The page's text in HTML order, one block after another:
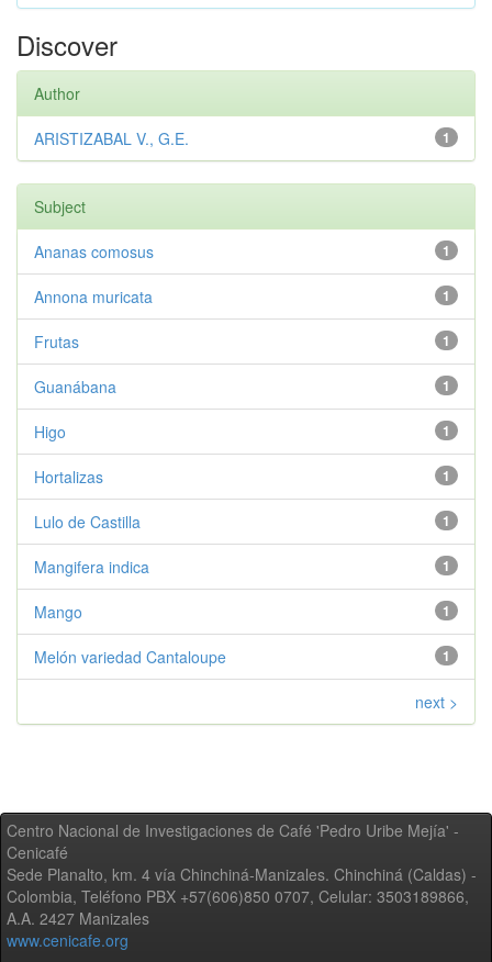
Discover
Author
1
ARISTIZABAL V., G.E.
Subject
1
Ananas comosus
1
Annona muricata
1
Frutas
1
Guanábana
1
Higo
1
Hortalizas
1
Lulo de Castilla
1
Mangifera indica
1
Mango
1
Melón variedad Cantaloupe
next >
Centro Nacional de Investigaciones de Café 'Pedro Uribe Mejía' -
Cenicafé
Sede Planalto, km. 4 vía Chinchiná-Manizales. Chinchiná (Caldas) -
Colombia, Teléfono PBX +57(606)850 0707, Celular: 3503189866,
A.A. 2427 Manizales
www.cenicafe.org